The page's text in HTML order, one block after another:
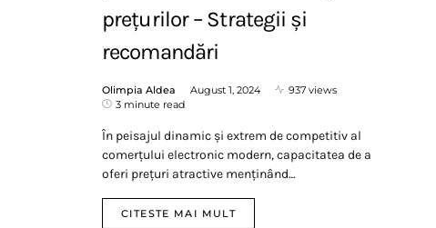
prețurilor – Strategii și
recomandări
Olimpia Aldea August 1, 2024
937 views
3 minute read
În peisajul dinamic și extrem de competitiv al
comerțului electronic modern, capacitatea de a
oferi prețuri atractive menținând…
CITESTE MAI MULT